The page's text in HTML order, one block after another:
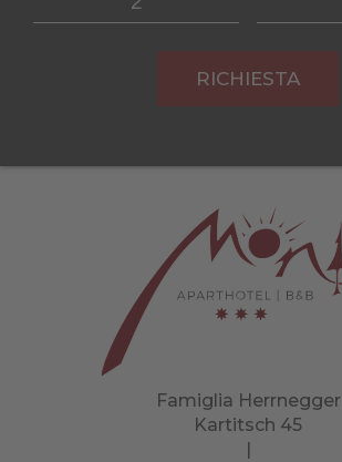
RICHIESTA
Famiglia Herrnegger
Kartitsch 45
|